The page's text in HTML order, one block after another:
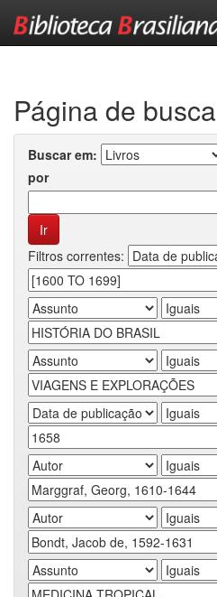
Página de busca
Buscar em:
por
Filtros correntes: